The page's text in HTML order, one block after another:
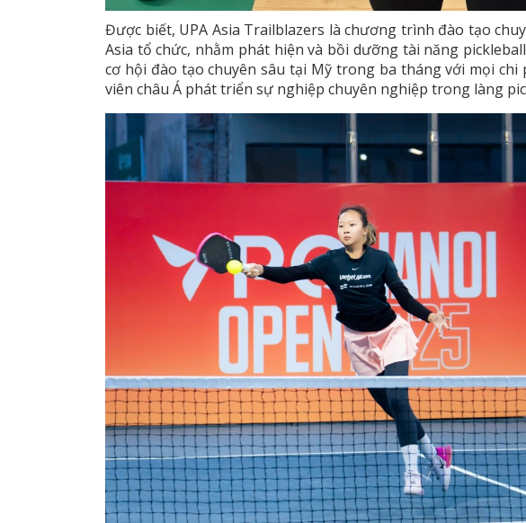
Được biết, UPA Asia Trailblazers là chương trình đào tạo
Asia tổ chức, nhằm phát hiện và bồi dưỡng tài năng
cơ hội đào tạo chuyên sâu tại Mỹ trong ba tháng với mọi
viên châu Á phát triển sự nghiệp chuyên nghiệp trong làng